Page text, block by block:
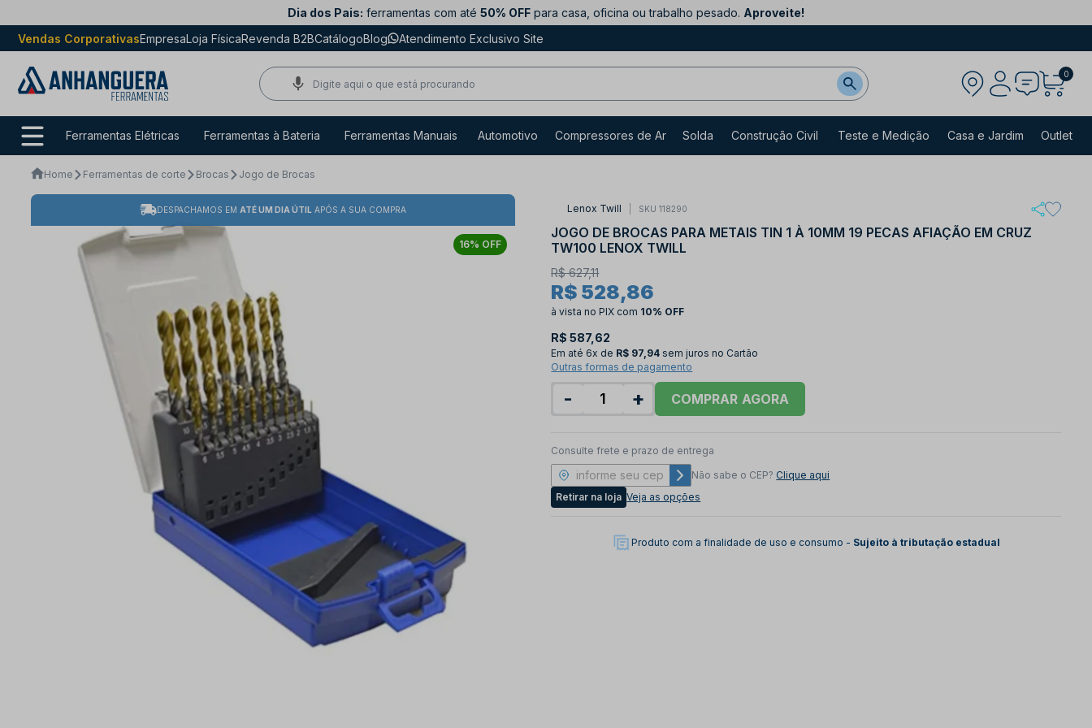
Dia dos Pais: ferramentas com até 50% OFF para casa, oficina ou trabalho pesado. Aproveite!
Vendas CorporativasEmpresaLoja FísicaRevenda B2BCatálogoBlog Atendimento Exclusivo Site
0
Ferramentas Elétricas Ferramentas à Bateria Ferramentas Manuais Automotivo Compressores de Ar Solda Construção Civil Teste e Medição Casa e Jardim Outlet
Home Ferramentas de corte Brocas Jogo de Brocas
DESPACHAMOS EM ATÉ UM DIA ÚTIL APÓS A SUA COMPRA
16% OFF
Lenox Twill SKU 118290
JOGO DE BROCAS PARA METAIS TIN 1 À 10MM 19 PECAS AFIAÇÃO EM CRUZ
TW100 LENOX TWILL
R$ 627,11
R$ 528,86
à vista no PIX com 10% OFF
R$ 587,62
Em até 6x de R$ 97,94 sem juros no Cartão
Outras formas de pagamento
- + COMPRAR
Consulte frete e prazo de entrega
Não sabe o CEP? Clique aqui
Retirar na loja Veja as opções
Produto com a finalidade de uso e consumo - Sujeito à tributação estadual